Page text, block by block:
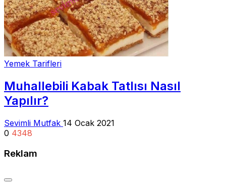
Yemek Tarifleri
Muhallebili Kabak Tatlısı Nasıl
Yapılır?
Sevimli Mutfak 14 Ocak 2021
0 4348
Reklam